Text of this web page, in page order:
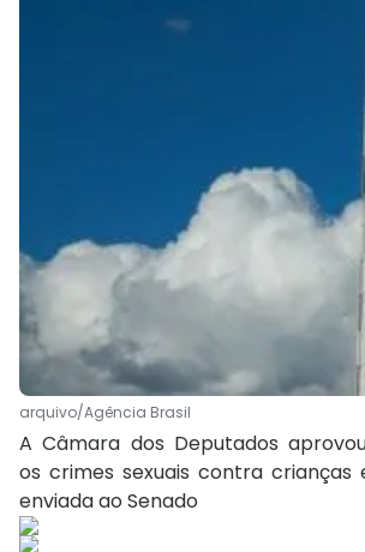
arquivo/Agência Brasil
A Câmara dos Deputados
os crimes sexuais contra
enviada ao Senado